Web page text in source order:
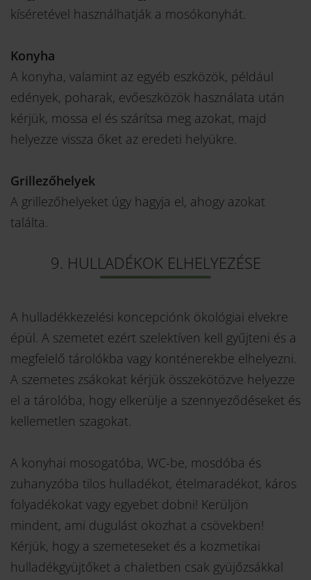
kíséretével használhatják a mosókonyhát.
Konyha
A konyha, valamint az egyéb eszközök, például
edények, poharak, evőeszközök használata után
kérjük, mossa el és szárítsa meg azokat, majd
helyezze vissza őket az eredeti helyükre.
Grillezőhelyek
A grillezőhelyeket úgy hagyja el, ahogy azokat
találta.
9. HULLADÉKOK ELHELYEZÉSE
A hulladékkezelési koncepciónk ökológiai elvekre
épül. A szemetet ezért szelektíven kell gyűjteni és a
megfelelő tárolókba vagy konténerekbe elhelyezni.
A szemetes zsákokat kérjük összekötözve helyezze
el a tárolóba, hogy elkerülje a szennyeződéseket és
kellemetlen szagokat.
A konyhai mosogatóba, WC-be, mosdóba és
zuhanyzóba tilos hulladékot, ételmaradékot, káros
folyadékokat vagy egyebet dobni! Kerüljön
mindent, ami dugulást okozhat a csövekben!
Kérjük, hogy a szemeteseket és a kozmetikai
hulladékgyüjtőket a chaletben csak gyüjőzsákkal